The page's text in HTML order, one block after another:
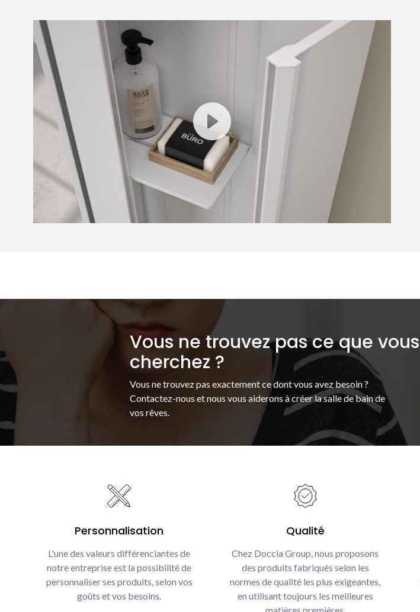
Vous ne trouvez pas ce que vous
cherchez ?
Vous ne trouvez pas exactement ce dont vous avez besoin ?
Contactez-nous et nous vous aiderons à créer la salle de bain de
vos rêves.
Personnalisation
L'une des valeurs différenciantes de
notre entreprise est la possibilité de
personnaliser ses produits, selon vos
goûts et vos besoins.
Qualité
Chez Doccia Group, nous proposons
des produits fabriqués selon les
normes de qualité les plus exigeantes,
en utilisant toujours les meilleures